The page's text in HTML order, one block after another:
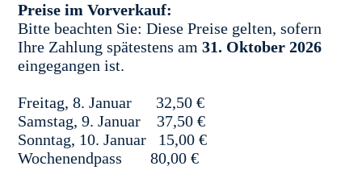
Preise im Vorverkauf:
Bitte beachten Sie: Diese Preise gelten, sofern
Ihre Zahlung spätestens am31. Oktober 2026
eingegangen ist.
Freitag, 8. Januar 32,50 €
Samstag, 9. Januar 37,50 €
Sonntag, 10. Januar 15,00 €
Wochenendpass 80,00 €